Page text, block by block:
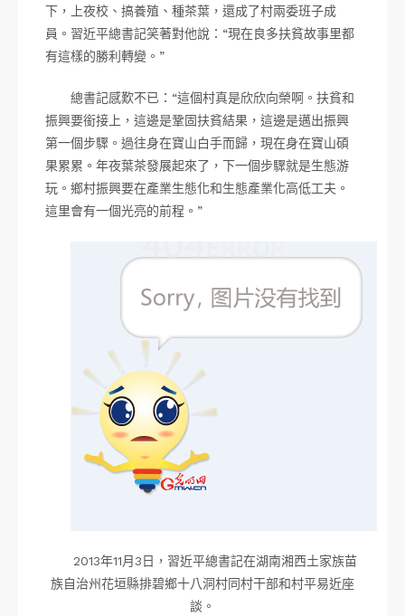
下，上夜校、搞養殖、種茶葉，還成了村兩委班子成
員。習近平總書記笑著對他說：“現在良多扶貧故事里都
有這樣的勝利轉變。”
總書記感歎不已：“這個村真是欣欣向榮啊。扶貧和
振興要銜接上，這邊是鞏固扶貧結果，這邊是邁出振興
第一個步驟。過往身在寶山白手而歸，現在身在寶山碩
果累累。年夜葉茶發展起來了，下一個步驟就是生態游
玩。鄉村振興要在產業生態化和生態產業化高低工夫。
這里會有一個光亮的前程。”
2013年11月3日，習近平總書記在湖南湘西土家族苗
族自治州花垣縣排碧鄉十八洞村同村干部和村平易近座
談。